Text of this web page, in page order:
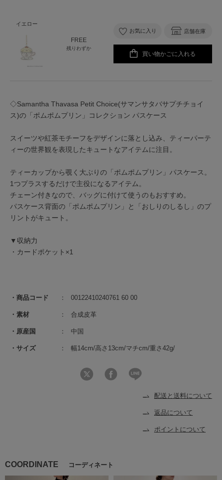
商品コード 00122410240761 60 00
素材 合成皮革
原産国 中国
サイズ 幅14cm/高さ13cm/マチcm/重さ42g/
イエロー
FREE
残りわずか
お気に入り 店舗在庫
買い物かごに入れる
配送と送料について
返品について
ポイントについて
COORDINATE コーディネート
◇Samantha Thavasa Petit Choice(サマンサタバサプチチョイ
ス)の「ポムポムプリン」コレクション パスケース
スイーツや紅茶モチーフをデザインに落とし込み、ティーパーテ
ィーの世界観を表現したキュートなアイテムに注目。
ティーカップから覗く大ぶりの「ポムポムプリン」パスケース。
1つプラスするだけで主役になるアイテム。
チェーン付きなので、バッグに付けて使うのもおすすめ。
パスケース背面の「ポムポムプリン」と「おしりのしるし」のプ
リントがキュート。
▼収納力
・カードポケット×1